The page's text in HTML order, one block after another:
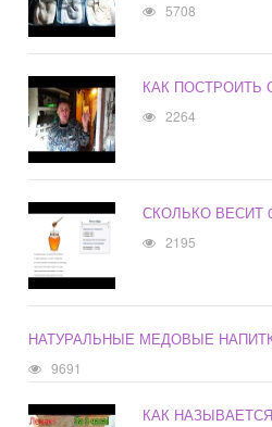
5708
КАК ПОСТРОИТЬ
2264
СКОЛЬКО ВЕСИТ
2195
НАТУРАЛЬНЫЕ МЕДОВЫЕ
9691
КАК